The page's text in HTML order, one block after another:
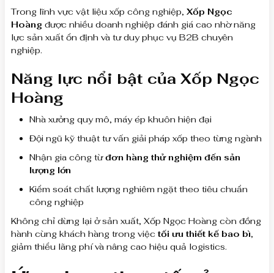
Trong lĩnh vực vật liệu xốp công nghiệp, Xốp Ngọc
Hoàng được nhiều doanh nghiệp đánh giá cao nhờ năng
lực sản xuất ổn định và tư duy phục vụ B2B chuyên
nghiệp.
Năng lực nổi bật của Xốp Ngọc
Hoàng
Nhà xưởng quy mô, máy ép khuôn hiện đại
Đội ngũ kỹ thuật tư vấn giải pháp xốp theo từng ngành
Nhận gia công từđơn hàng thử nghiệm đến sản
lượng lớn
Kiểm soát chất lượng nghiêm ngặt theo tiêu chuẩn
công nghiệp
Không chỉ dừng lại ở sản xuất, Xốp Ngọc Hoàng còn đồng
hành cùng khách hàng trong việc tối ưu thiết kế bao bì,
giảm thiểu lãng phí và nâng cao hiệu quả logistics.